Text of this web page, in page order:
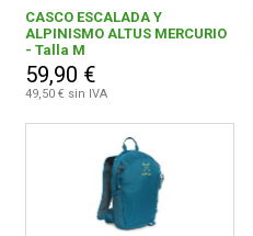
CASCO ESCALADA Y
ALPINISMO ALTUS MERCURIO
- Talla M
59,90 €
49,50 € sin IVA